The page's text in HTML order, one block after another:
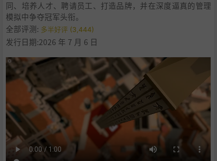
同、培养人才、聘请员工、打造品牌，并在深度逼真的管理
模拟中争夺冠军头衔。
全部评测: 多半好评 (3,444)
发行日期:2026 年 7 月 6 日